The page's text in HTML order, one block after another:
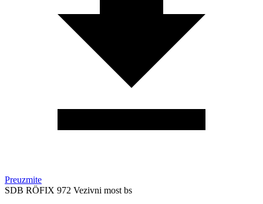
Preuzmite
SDB RÖFIX 972 Vezivni most bs